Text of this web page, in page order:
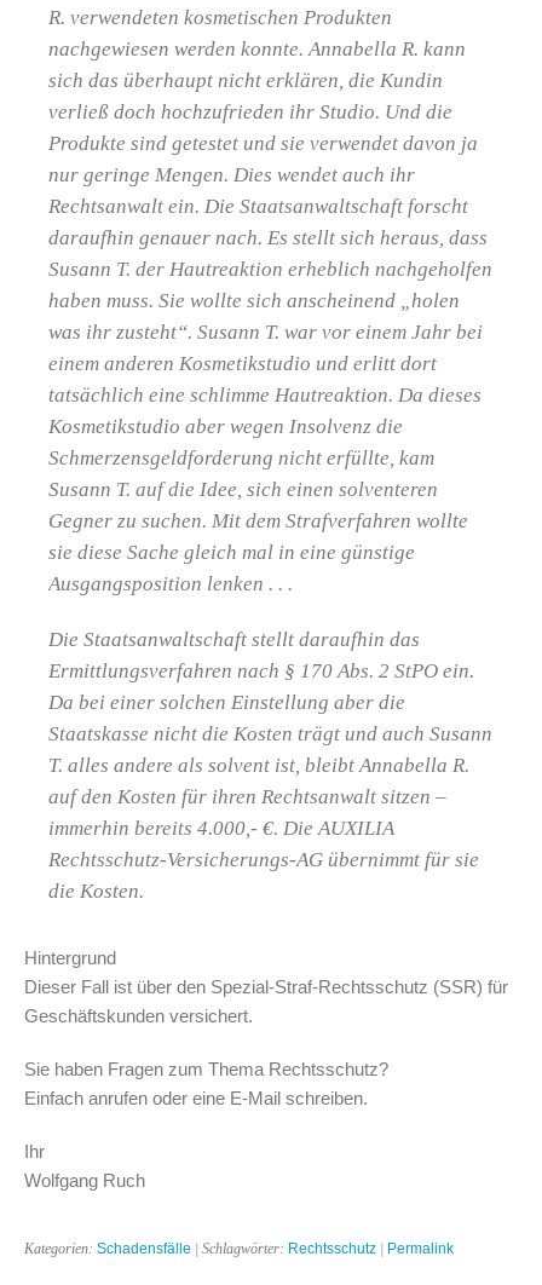
R. verwendeten kosmetischen Produkten
nachgewiesen werden konnte. Annabella R. kann
sich das überhaupt nicht erklären, die Kundin
verließ doch hochzufrieden ihr Studio. Und die
Produkte sind getestet und sie verwendet davon ja
nur geringe Mengen. Dies wendet auch ihr
Rechtsanwalt ein. Die Staatsanwaltschaft forscht
daraufhin genauer nach. Es stellt sich heraus, dass
Susann T. der Hautreaktion erheblich nachgeholfen
haben muss. Sie wollte sich anscheinend „holen
was ihr zusteht“. Susann T. war vor einem Jahr bei
einem anderen Kosmetikstudio und erlitt dort
tatsächlich eine schlimme Hautreaktion. Da dieses
Kosmetikstudio aber wegen Insolvenz die
Schmerzensgeldforderung nicht erfüllte, kam
Susann T. auf die Idee, sich einen solventeren
Gegner zu suchen. Mit dem Strafverfahren wollte
sie diese Sache gleich mal in eine günstige
Ausgangsposition lenken . . .
Die Staatsanwaltschaft stellt daraufhin das
Ermittlungsverfahren nach § 170 Abs. 2 StPO ein.
Da bei einer solchen Einstellung aber die
Staatskasse nicht die Kosten trägt und auch Susann
T. alles andere als solvent ist, bleibt Annabella R.
auf den Kosten für ihren Rechtsanwalt sitzen –
immerhin bereits 4.000,- €. Die AUXILIA
Rechtsschutz-Versicherungs-AG übernimmt für sie
die Kosten.
Hintergrund
Dieser Fall ist über den Spezial-Straf-Rechtsschutz (SSR) für
Geschäftskunden versichert.
Sie haben Fragen zum Thema Rechtsschutz?
Einfach anrufen oder eine E-Mail schreiben.
Ihr
Wolfgang Ruch
Kategorien: Schadensfälle | Schlagwörter: Rechtsschutz | Permalink